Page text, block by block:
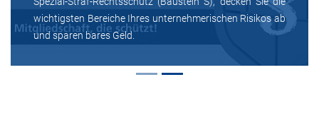
wichtigsten Bereiche Ihres unternehmerischen Risikos ab
und sparen bares Geld.